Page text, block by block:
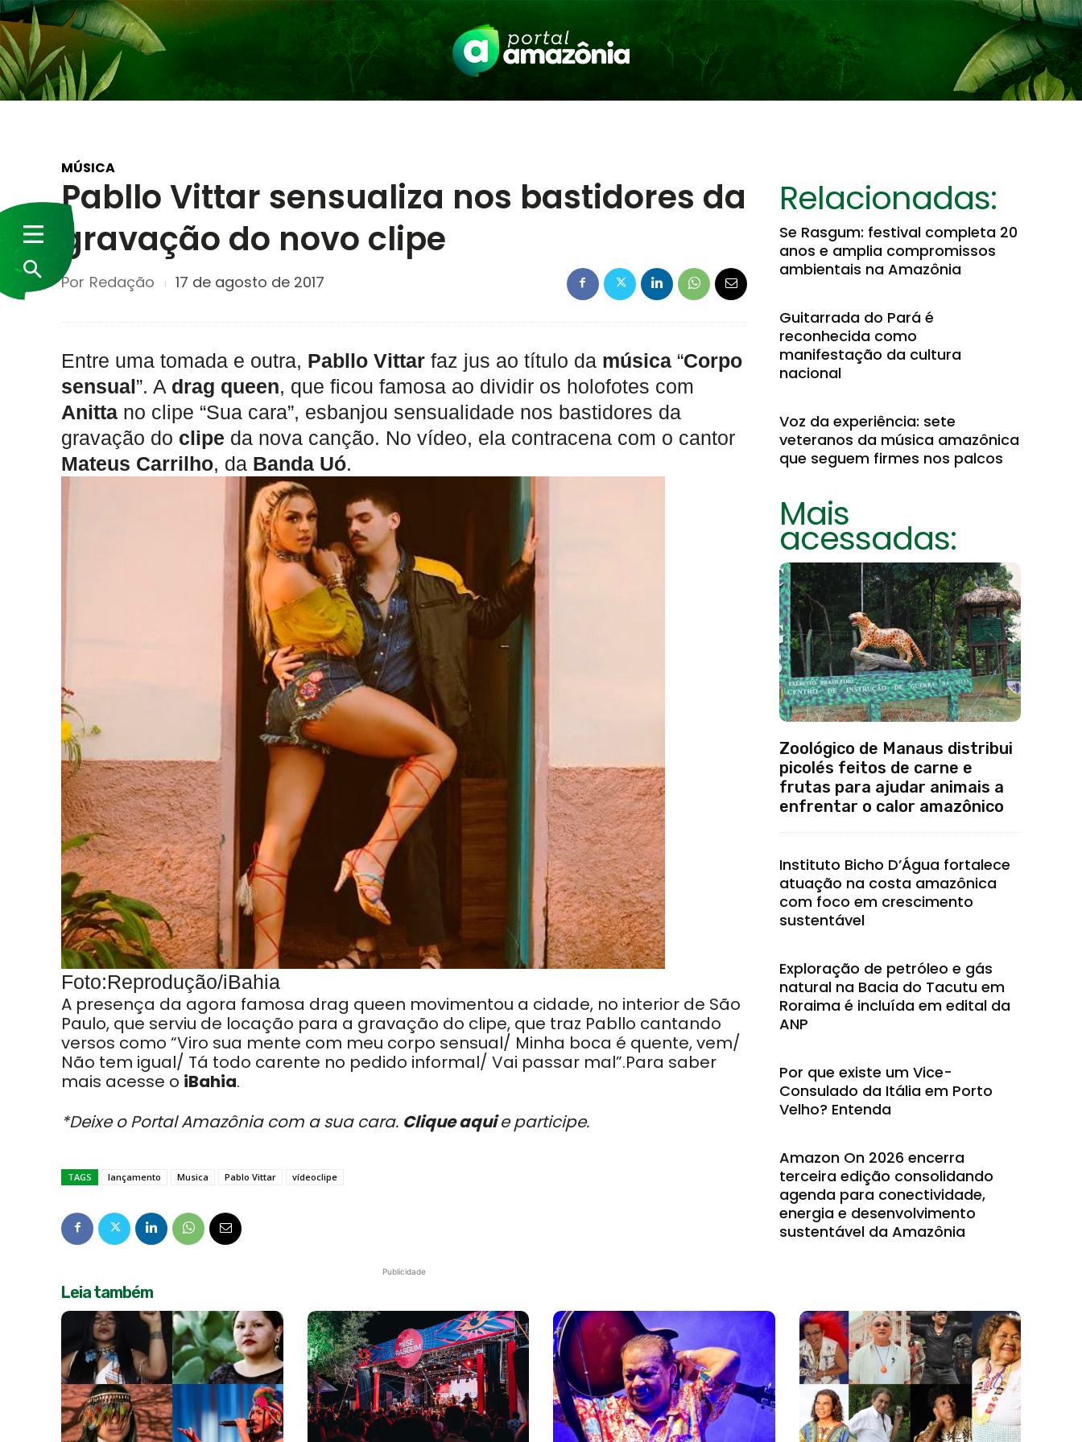
MÚSICA
Pabllo Vittar sensualiza nos bastidores da
gravação do novo clipe
Por Redação 17 de agosto de 2017
Entre uma tomada e outra, Pabllo Vittar faz jus ao título da música “Corpo
sensual”. A drag queen, que ficou famosa ao dividir os holofotes com
Anitta no clipe “Sua cara”, esbanjou sensualidade nos bastidores da
gravação do clipe da nova canção. No vídeo, ela contracena com o cantor
Mateus Carrilho, da Banda Uó.
Foto:Reprodução/iBahia
A presença da agora famosa drag queen movimentou a cidade, no interior de São
Paulo, que serviu de locação para a gravação do clipe, que traz Pabllo cantando
versos como “Viro sua mente com meu corpo sensual/ Minha boca é quente, vem/
Não tem igual/ Tá todo carente no pedido informal/ Vai passar mal”.Para saber
mais acesse o iBahia.
*Deixe o Portal Amazônia com a sua cara. Clique aquie participe.
TAGS lançamento Musica Pablo Vittar vídeoclipe
Publicidade
Relacionadas:
Se Rasgum: festival completa 20
anos e amplia compromissos
ambientais na Amazônia
Guitarrada do Pará é
reconhecida como
manifestação da cultura
nacional
Voz da experiência: sete
veteranos da música amazônica
que seguem firmes nos palcos
Mais
acessadas:
Zoológico de Manaus distribui
picolés feitos de carne e
frutas para ajudar animais a
enfrentar o calor amazônico
Instituto Bicho D’Água fortalece
atuação na costa amazônica
com foco em crescimento
sustentável
Exploração de petróleo e gás
natural na Bacia do Tacutu em
Roraima é incluída em edital da
ANP
Por que existe um Vice-
Consulado da Itália em Porto
Velho? Entenda
Amazon On 2026 encerra
terceira edição consolidando
agenda para conectividade,
energia e desenvolvimento
sustentável da Amazônia
Leia também